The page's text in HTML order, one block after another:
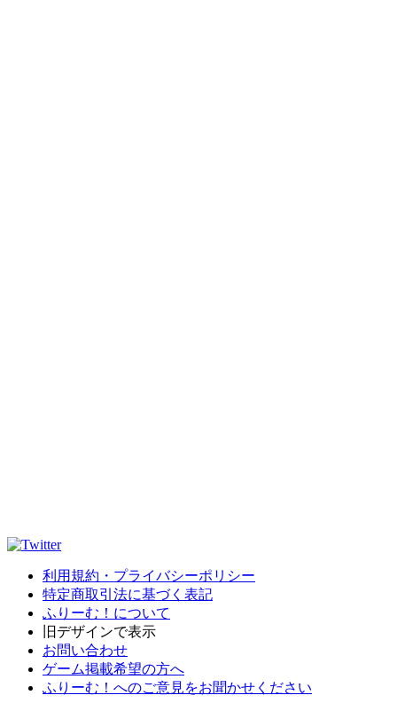
利用規約・プライバシーポリシー
特定商取引法に基づく表記
ふりーむ！について
旧デザインで表示
お問い合わせ
ゲーム掲載希望の方へ
ふりーむ！へのご意見をお聞かせください